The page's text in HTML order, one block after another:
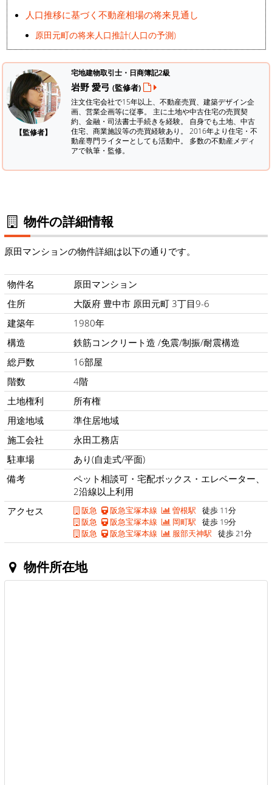
人口推移に基づく不動産相場の将来見通し
原田元町の将来人口推計(人口の予測)
【監修者】
宅地建物取引士・日商簿記2級
岩野 愛弓 (監修者)
注文住宅会社で15年以上、不動産売買、建築デザイン企
画、営業企画等に従事。 主に土地や中古住宅の売買契
約、金融・司法書士手続きを経験。 自身でも土地、中古
住宅、商業施設等の売買経験あり。 2016年より住宅・不
動産専門ライターとしても活動中。 多数の不動産メディ
アで執筆・監修。
物件の詳細情報
原田マンションの物件詳細は以下の通りです。
物件名
原田マンション
住所
大阪府 豊中市 原田元町 3丁目9-6
建築年
1980年
構造
鉄筋コンクリート造 /免震/制振/耐震構造
総戸数
16部屋
階数
4階
土地権利
所有権
用途地域
準住居地域
施工会社
永田工務店
駐車場
あり(自走式/平面)
備考
ペット相談可・宅配ボックス・エレベーター、
2沿線以上利用
アクセス
阪急 阪急宝塚本線 曽根駅 徒歩 11分
阪急
阪急宝塚本線 岡町駅 徒歩 19分
阪急
阪急宝塚本線 服部天神駅 徒歩 21分
物件所在地